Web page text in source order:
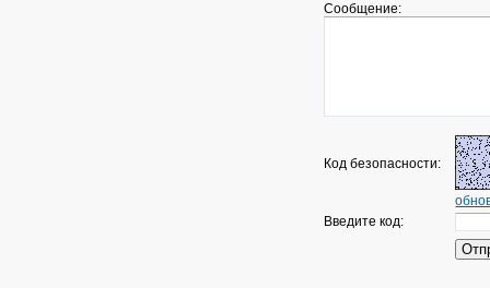
Сообщение:
Код безопасности:
Введите код: